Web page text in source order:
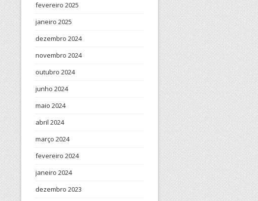
fevereiro 2025
janeiro 2025
dezembro 2024
novembro 2024
outubro 2024
junho 2024
maio 2024
abril 2024
março 2024
fevereiro 2024
janeiro 2024
dezembro 2023